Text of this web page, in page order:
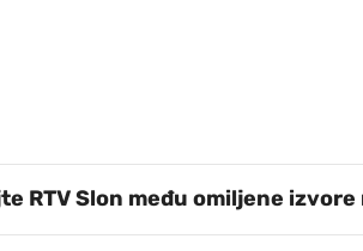
RTV Slon među omiljene izvore